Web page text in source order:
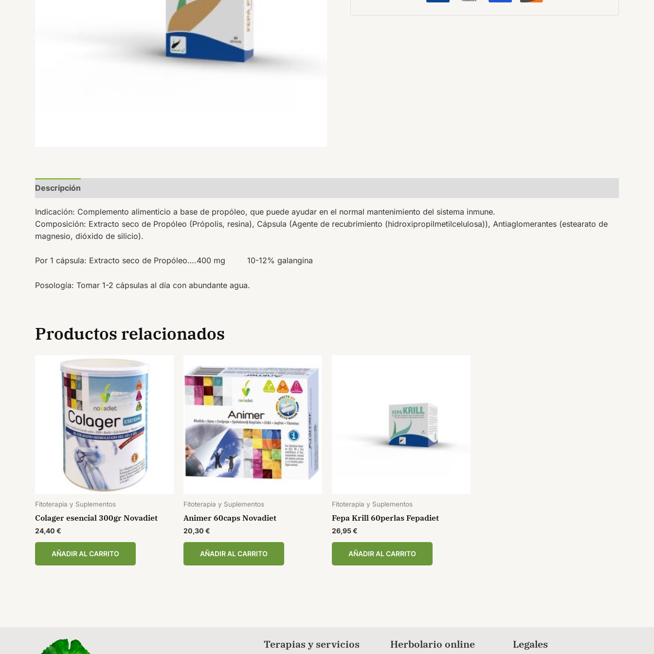
Descripción
Indicación: Complemento alimenticio a base de propóleo, que puede ayudar en el normal mantenimiento del sistema inmune.
Composición: Extracto seco de Propóleo (Própolis, resina), Cápsula (Agente de recubrimiento (hidroxipropilmetilcelulosa)), Antiaglomerantes (estearato de
magnesio, dióxido de silicio).
Por 1 cápsula: Extracto seco de Propóleo….400 mg 10-12% galangina
Posología: Tomar 1-2 cápsulas al día con abundante agua.
Productos relacionados
Fitoterapia y Suplementos
Colager esencial 300gr Novadiet
24,40 €
AÑADIR AL CARRITO
Fitoterapia y Suplementos
Animer 60caps Novadiet
20,30 €
AÑADIR AL CARRITO
Fitoterapia y Suplementos
Fepa Krill 60perlas Fepadiet
26,95€
AÑADIR AL CARRITO
Terapias y servicios Herbolario online Legales